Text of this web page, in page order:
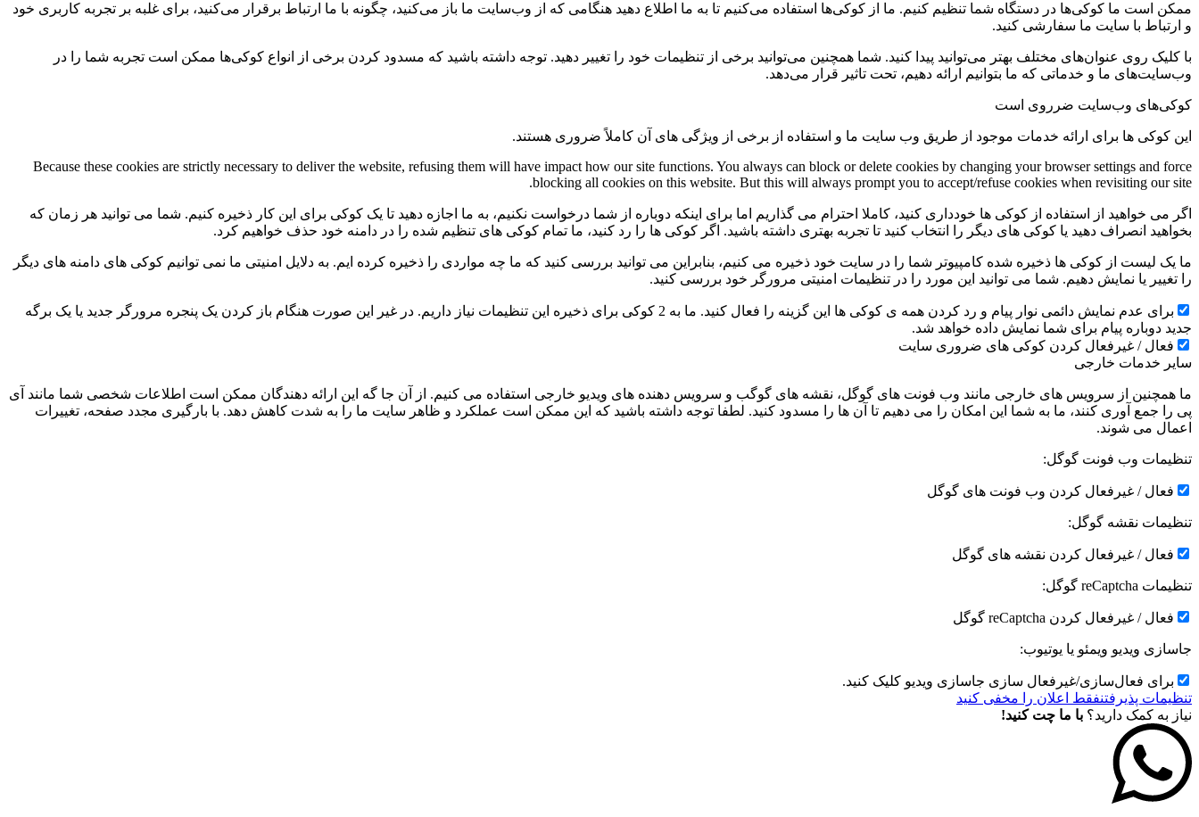
ممکن است ما کوکی‌ها در دستگاه شما تنظیم کنیم. ما از کوکی‌ها استفاده می‌کنیم تا به ما اطلاع دهید هنگامی که از وب‌سایت ما باز می‌کنید، چگونه با ما ارتباط برقرار می‌کنید، برای غلبه بر تجربه کاربری خود
و ارتباط با سایت ما سفارشی کنید.
با کلیک روی عنوان‌های مختلف بهتر می‌توانید پیدا کنید. شما همچنین می‌توانید برخی از تنظیمات خود را تغییر دهید. توجه داشته باشید که مسدود کردن برخی از انواع کوکی‌ها ممکن است تجربه شما را در
وب‌سایت‌های ما و خدماتی که ما بتوانیم ارائه دهیم، تحت تاثیر قرار می‌دهد.
کوکی‌های وب‌سایت ضرروی است
این کوکی ها برای ارائه خدمات موجود از طریق وب سایت ما و استفاده از برخی از ویژگی های آن کاملاً ضروری هستند.
Because these cookies are strictly necessary to deliver the website, refusing them will have impact how our site functions. You always can block or delete cookies by changing your browser settings and force
blocking all cookies on this website. But this will always prompt you to accept/refuse cookies when revisiting our site.
اگر می خواهید از استفاده از کوکی ها خودداری کنید، کاملا احترام می گذاریم اما برای اینکه دوباره از شما درخواست نکنیم، به ما اجازه دهید تا یک کوکی برای این کار ذخیره کنیم. شما می توانید هر زمان که
بخواهید انصراف دهید یا کوکی های دیگر را انتخاب کنید تا تجربه بهتری داشته باشید. اگر کوکی ها را رد کنید، ما تمام کوکی های تنظیم شده را در دامنه خود حذف خواهیم کرد.
ما یک لیست از کوکی ها ذخیره شده کامپیوتر شما را در سایت خود ذخیره می کنیم، بنابراین می توانید بررسی کنید که ما چه مواردی را ذخیره کرده ایم. به دلایل امنیتی ما نمی توانیم کوکی های دامنه های دیگر
را تغییر یا نمایش دهیم. شما می توانید این مورد را در تنظیمات امنیتی مرورگر خود بررسی کنید.
برای عدم نمایش دائمی نوار پیام و رد کردن همه ی کوکی ها این گزینه را فعال کنید. ما به 2 کوکی برای ذخیره این تنظیمات نیاز داریم. در غیر این صورت هنگام باز کردن یک پنجره مرورگر جدید یا یک برگه
جدید دوباره پیام برای شما نمایش داده خواهد شد.
فعال / غیرفعال کردن کوکی های ضروری سایت
سایر خدمات خارجی
ما همچنین از سرویس های خارجی مانند وب فونت های گوگل، نقشه های گوگب و سرویس دهنده های ویدیو خارجی استفاده می کنیم. از آن جا گه این ارائه دهندگان ممکن است اطلاعات شخصی شما مانند آی
پی را جمع آوری کنند، ما به شما این امکان را می دهیم تا آن ها را مسدود کنید. لطفا توجه داشته باشید که این ممکن است عملکرد و ظاهر سایت ما را به شدت کاهش دهد. با بارگیری مجدد صفحه، تغییرات
اعمال می شوند.
تنظیمات وب فونت گوگل:
فعال / غیرفعال کردن وب فونت های گوگل
تنظیمات نقشه گوگل:
فعال / غیرفعال کردن نقشه های گوگل
تنظیمات reCaptcha گوگل:
فعال / غیرفعال کردن reCaptcha گوگل
جاسازی ویدیو ویمئو یا یوتیوب:
برای فعال‌سازی/غیرفعال سازی جاسازی ویدیو کلیک کنید.
تنظیمات پذیرفتنفقط اعلان را مخفی کنید
نیاز به کمک دارید؟ با ما چت کنید!